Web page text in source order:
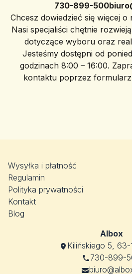
730-899-500
Chcesz dowiedzieć się więcej
Nasi specjaliści chętnie
dotyczące wyboru oraz
Jesteśmy dostępni od
godzinach 8:00 – 16:00.
kontaktu poprzez
Wysyłka i płatność
Regulamin
Polityka prywatności
Kontakt
Blog
Albox
Kilińskiego 5, 63-
730-899-